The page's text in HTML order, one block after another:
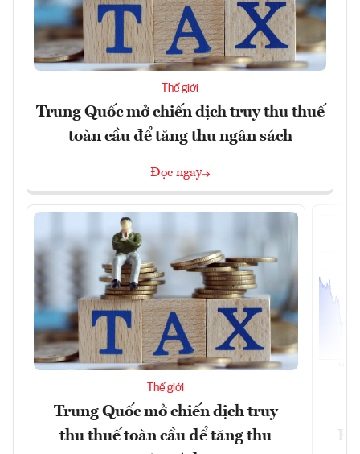
Thế giới
Trung Quốc mở chiến dịch truy thu thuế
toàn cầu để tăng thu ngân sách
Đọc ngay
Thế giới
Trung Quốc mở chiến dịch truy
thu thuế toàn cầu để tăng thu